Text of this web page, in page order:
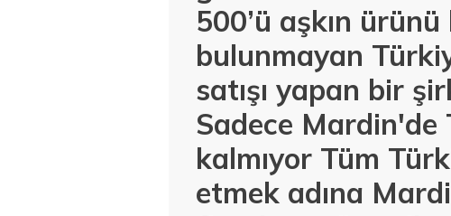
500’ü aşkın
bulunmayan
satışı yapan bir
Sadece Mardin'de
kalmıyor Tüm
etmek adına